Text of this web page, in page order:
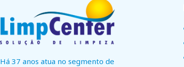
Há 37 anos atua no segmento de